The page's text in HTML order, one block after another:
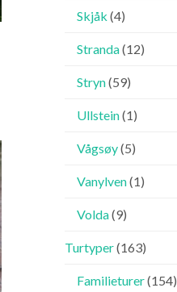
Skjåk (4)
Stranda(12)
Stryn(59)
Ullstein(1)
Vågsøy(5)
Vanylven(1)
Volda(9)
Turtyper(163)
Familieturer(154)